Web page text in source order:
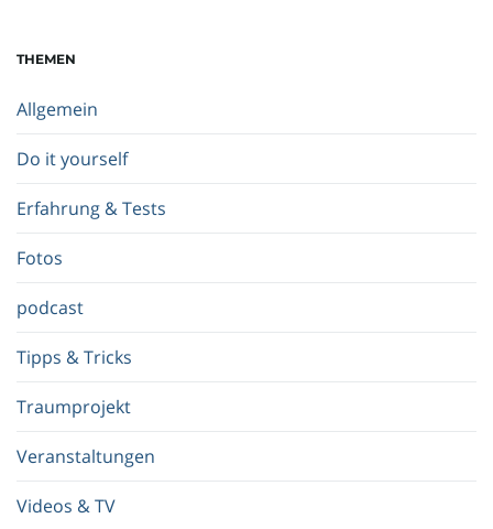
b
g
i
f
.
.
.
THEMEN
Allgemein
Do it yourself
Erfahrung & Tests
Fotos
podcast
Tipps & Tricks
Traumprojekt
Veranstaltungen
Videos & TV